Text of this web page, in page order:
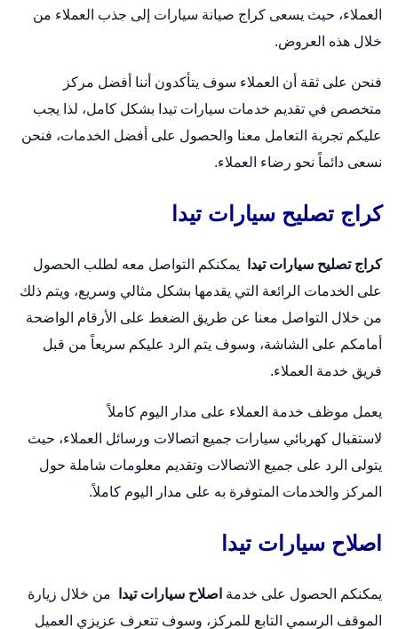
العملاء، حيث يسعى كراج صيانة سيارات إلى جذب العملاء من
خلال هذه العروض.
فنحن على ثقة أن العملاء سوف يتأكدون أننا أفضل مركز
متخصص في تقديم خدمات سيارات تيدا بشكل كامل، لذا يجب
عليكم تجربة التعامل معنا والحصول على أفضل الخدمات، فنحن
نسعى دائماً نحو رضاء العملاء.
كراج تصليح سيارات تيدا
كراج تصليح سيارات تيدا
يمكنكم التواصل معه لطلب الحصول
على الخدمات الرائعة التي يقدمها بشكل مثالي وسريع، ويتم ذلك
من خلال التواصل معنا عن طريق الضغط على الأرقام الواضحة
أمامكم على الشاشة، وسوف يتم الرد عليكم سريعاً من قبل
فريق خدمة العملاء.
يعمل موظف خدمة العملاء على مدار اليوم كاملاً
لاستقبال كهربائي سيارات جميع اتصالات ورسائل العملاء، حيث
يتولى الرد على جميع الاتصالات وتقديم معلومات شاملة حول
المركز والخدمات المتوفرة به على مدار اليوم كاملاً.
اصلاح سيارات تيدا
يمكنكم الحصول على خدمة اصلاح سيارات تيدا
من خلال زيارة
الموقف الرسمي التابع للمركز، وسوف تتعرف عزيزي العميل